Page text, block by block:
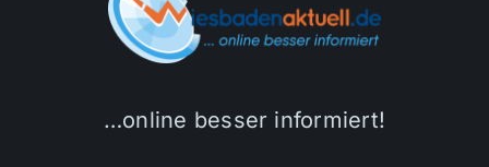
…online besser informiert!